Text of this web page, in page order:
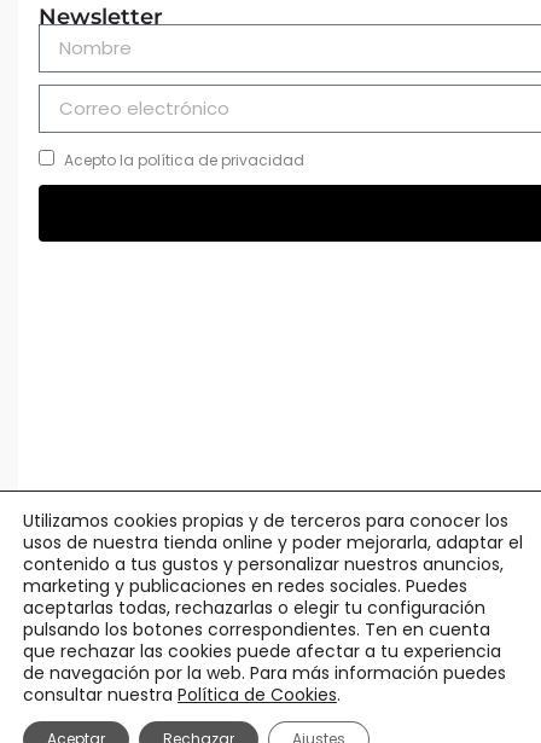
Newsletter
Acepto la política de privacidad
© Agápico -Legal y Privacidad·Política Cookies
Utilizamos cookies propias y de terceros para conocer los
usos de nuestra tienda online y poder mejorarla, adaptar el
contenido a tus gustos y personalizar nuestros anuncios,
marketing y publicaciones en redes sociales. Puedes
aceptarlas todas, rechazarlas o elegir tu configuración
pulsando los botones correspondientes. Ten en cuenta
que rechazar las cookies puede afectar a tu experiencia
de navegación por la web. Para más información puedes
consultar nuestra Política de Cookies.
Aceptar Rechazar Ajustes